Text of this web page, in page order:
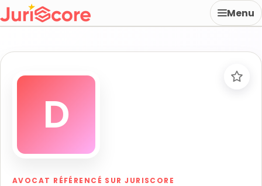
Menu
D
AVOCAT RÉFÉRENCÉ SUR JURISCORE